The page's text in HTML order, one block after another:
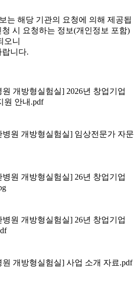
는 해당 기관의 요청에 의해 제공됩
시 요청하는 정보(개인정보 포함)
오니
니다.
개방형실험실] 2026년 창업기업
원 안내.pdf
병원 개방형실험실] 임상전문가 자문
원 개방형실험실] 26년 창업기업
원 개방형실험실] 26년 창업기업
개방형실험실] 사업 소개 자료.pdf